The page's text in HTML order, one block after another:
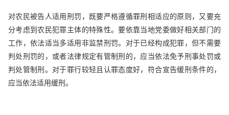
对农民被告人适用刑罚，既要严格遵循罪刑相适应的原则，又要充
分考虑到农民犯罪主体的特殊性。要依靠当地党委做好相关部门的
工作，依法适当多适用非监禁刑罚。对于已经构成犯罪，但不需要
判处刑罚的，或者法律规定有管制刑的，应当依法免予刑事处罚或
判处管制刑。对于罪行较轻且认罪态度好，符合宣告缓刑条件的，
应当依法适用缓刑。